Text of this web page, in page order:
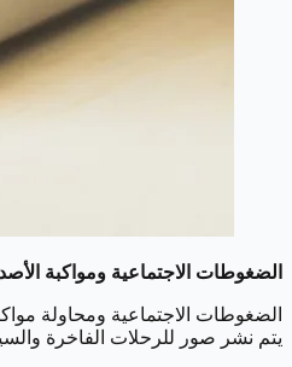
الضغوطات الاجتماعية ومواكبة
الضغوطات الاجتماعية ومحاولة
يتم نشر صور للرحلات الفاخرة